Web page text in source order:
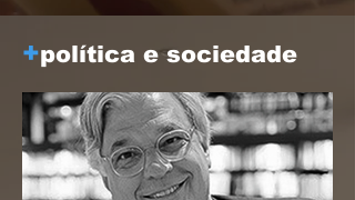
escondeu de ninguém que o que a
estimulava eram as surpresas da
emergência noturna.
+política e sociedade